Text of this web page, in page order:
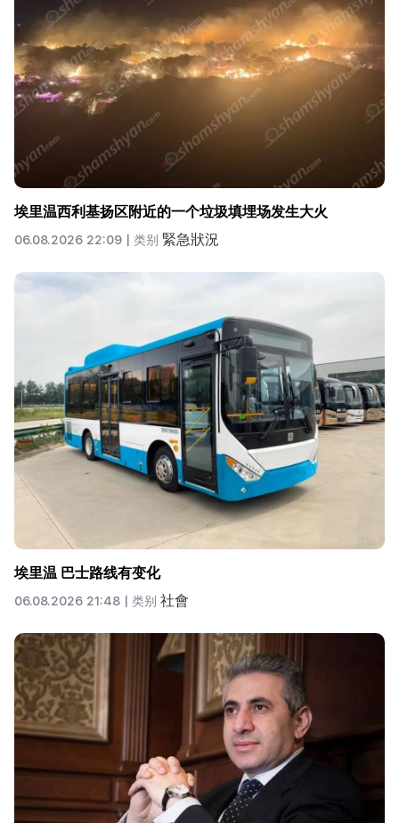
埃里温西利基扬区附近的一个垃圾填埋场发生大火
06.08.2026 22:09 | 类别 緊急狀況
埃里温 巴士路线有变化
06.08.2026 21:48 | 类别 社會